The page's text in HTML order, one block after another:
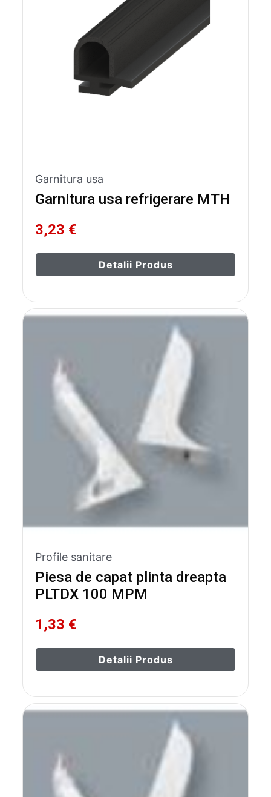
Garnitura usa
Garnitura usa refrigerare MTH
3,23 €
Detalii Produs
Profile sanitare
Piesa de capat plinta dreapta
PLTDX 100 MPM
1,33 €
Detalii Produs